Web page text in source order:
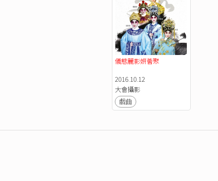
儀態麗影妍薈聚
2016.10.12
大會攝影
戲曲